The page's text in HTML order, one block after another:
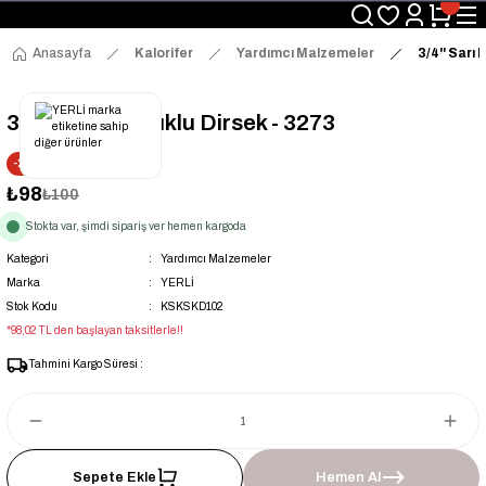
Üyelerimize Özel "uye2026" Koduyla Sepette Ekstra %3 İndirim
KAZAN-KASKAD İÇİN TEK ADRES
Anasayfa
Kalorifer Yardımcı Malzemeler 3/4'' Sarı
3/4'' Sarı Kuyruklu Dirsek - 3273
-2% İNDİRİM
₺98₺100
Stokta var, şimdi sipariş ver hemen kargoda
Kategori
Yardımcı Malzemeler
Marka
YERLİ
Stok Kodu
KSKSKD102
*98,02 TL den başlayan taksitlerle!!
Tahmini Kargo Süresi :
Sepete Ekle Hemen Al